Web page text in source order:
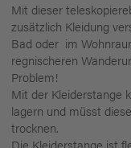
Mit dieser
zusätzlich Kleidung
Bad oder im
regnischeren
Problem!
Mit der Kleiderstange
lagern und müsst
trocknen.
Die Kleiderstange ist